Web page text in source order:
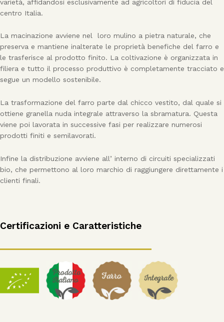
varietà, affidandosi esclusivamente ad agricoltori di fiducia del
centro Italia.
La macinazione avviene nel loro mulino a pietra naturale, che
preserva e mantiene inalterate le proprietà benefiche del farro e
le trasferisce al prodotto finito. La coltivazione è organizzata in
filiera e tutto il processo produttivo è completamente tracciato e
segue un modello sostenibile.
La trasformazione del farro parte dal chicco vestito, dal quale si
ottiene granella nuda integrale attraverso la sbramatura. Questa
viene poi lavorata in successive fasi per realizzare numerosi
prodotti finiti e semilavorati.
Infine la distribuzione avviene all’ interno di circuiti specializzati
bio, che permettono al loro marchio di raggiungere direttamente i
clienti finali.
Certificazioni e Caratteristiche